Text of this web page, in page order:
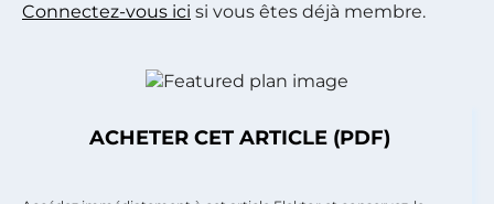
Connectez-vous ici si vous êtes déjà membre.
ACHETER CET ARTICLE (PDF)